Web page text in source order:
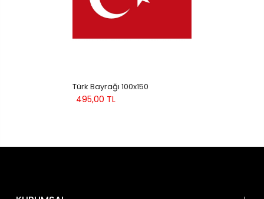
Türk Bayrağı 100x150
495,00 TL